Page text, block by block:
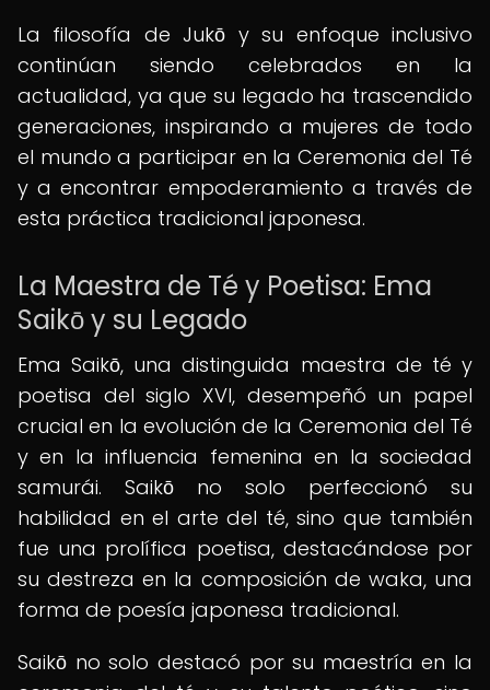
La filosofía de Jukō y su enfoque inclusivo
continúan siendo celebrados en la
actualidad, ya que su legado ha trascendido
generaciones, inspirando a mujeres de todo
el mundo a participar en la Ceremonia del Té
y a encontrar empoderamiento a través de
esta práctica tradicional japonesa.
La Maestra de Té y Poetisa: Ema
Saikō y su Legado
Ema Saikō, una distinguida maestra de té y
poetisa del siglo XVI, desempeñó un papel
crucial en la evolución de la Ceremonia del Té
y en la influencia femenina en la sociedad
samurái. Saikō no solo perfeccionó su
habilidad en el arte del té, sino que también
fue una prolífica poetisa, destacándose por
su destreza en la composición de waka, una
forma de poesía japonesa tradicional.
Saikō no solo destacó por su maestría en la